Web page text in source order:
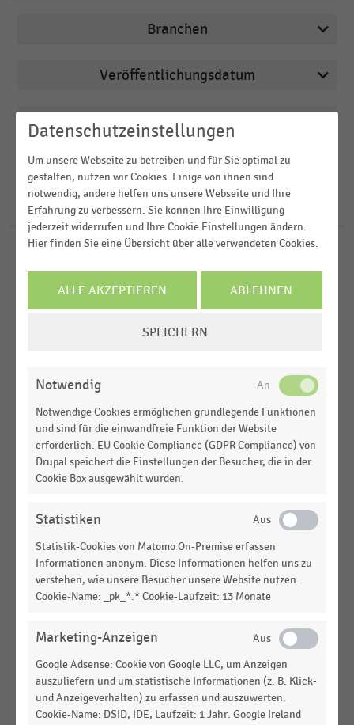
176Ergebnisse fürMarketingmaßnahmen
Maßnahmen zur Erreichung jüngerer Zielgruppen
in der Handelsgastronomie (2025)
DEUTSCHSPRACHIGER EINZELHANDEL |STATISTIK
Werbung auf die verschiedenen Werbeträger im
Lebensmittelhandel (2024-2027)
DEUTSCHSPRACHIGER EINZELHANDEL
Verteilung des Budgets für Loyalty auf die
Lebensmittelhandel (2024-2027)
Verteilung des Budgets für owned digitale
Werbung auf die verschiedenen Werbeträger im
Handel (2024-2027)
DEUTSCHSPRACHIGER EINZELHANDEL |STATISTIK
deutschen Handel nach Mediengattungen (2024-
2027)
Branchen
Bau- und Heimwerkermärkte
Deutschsprachiger Einzelhandel
Drogerien und Drogeriemärkte
E-Commerce
MEHR ANZEIGEN
Veröffentlichungsdatum
2025
2024
2023
2022
2021
Region
Deutschland
Schweiz
D-A-CH-Region
FILTER ZURÜCKSETZEN
Datenschutzeinstellungen
Um unsere Webseite zu betreiben und für Sie optimal zu
gestalten, nutzen wir Cookies. Einige von ihnen sind
notwendig, andere helfen uns unsere Webseite und Ihre
Erfahrung zu verbessern. Sie können Ihre Einwilligung
jederzeit widerrufen und Ihre Cookie Einstellungen ändern.
Hier finden Sie eine Übersicht über alle verwendeten Cookies.
ALLE AKZEPTIEREN ABLEHNEN
SPEICHERN
Notwendig
Notwendige Cookies ermöglichen grundlegende Funktionen
und sind für die einwandfreie Funktion der Website
erforderlich. EU Cookie Compliance (GDPR Compliance) von
Drupal speichert die Einstellungen der Besucher, die in der
Cookie Box ausgewählt wurden.
Statistiken
Statistik-Cookies von Matomo On-Premise erfassen
Informationen anonym. Diese Informationen helfen uns zu
verstehen, wie unsere Besucher unsere Website nutzen.
Cookie-Name: _pk_*.* Cookie-Laufzeit: 13 Monate
Marketing-Anzeigen
Google Adsense: Cookie von Google LLC, um Anzeigen
auszuliefern und um statistische Informationen (z. B. Klick-
und Anzeigeverhalten) zu erfassen und auszuwerten.
Cookie-Name: DSID, IDE, Laufzeit: 1 Jahr. Google Ireland